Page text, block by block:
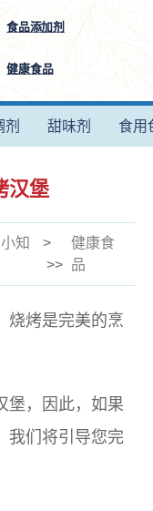
食品添加剂
健康食品
剂 甜味剂 食用
汉堡
知
>
>>
健康食
品
烧烤是完美的烹
堡，因此，如果
我们将引导您完